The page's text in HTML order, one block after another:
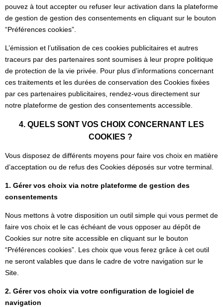
pouvez à tout accepter ou refuser leur activation dans la plateforme
de gestion de gestion des consentements en cliquant sur le bouton
“Préférences cookies”.
L’émission et l’utilisation de ces cookies publicitaires et autres
traceurs par des partenaires sont soumises à leur propre politique
de protection de la vie privée. Pour plus d’informations concernant
ces traitements et les durées de conservation des Cookies fixées
par ces partenaires publicitaires, rendez-vous directement sur
notre plateforme de gestion des consentements accessible.
4. QUELS SONT VOS CHOIX CONCERNANT LES
COOKIES ?
Vous disposez de différents moyens pour faire vos choix en matière
d’acceptation ou de refus des Cookies déposés sur votre terminal.
1. Gérer vos choix via notre plateforme de gestion des
consentements
Nous mettons à votre disposition un outil simple qui vous permet de
faire vos choix et le cas échéant de vous opposer au dépôt de
Cookies sur notre site accessible en cliquant sur le bouton
“Préférences cookies”. Les choix que vous ferez grâce à cet outil
ne seront valables que dans le cadre de votre navigation sur le
Site.
2. Gérer vos choix via votre configuration de logiciel de
navigation